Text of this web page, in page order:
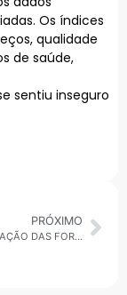
Os índices
qualidade
de saúde,
sentiu inseguro
PRÓXIMO
GRANDE OPERAÇÃO DAS FORÇAS DE SEGURANÇA